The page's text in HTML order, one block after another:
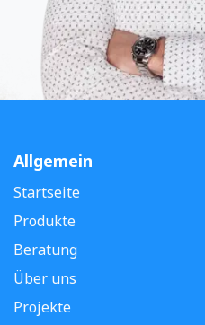
Allgemein
Startseite
Produkte
Beratung
Über uns
Projekte